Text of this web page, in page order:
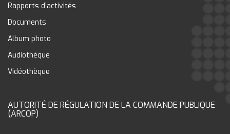
Rapports d’activités
Documents
Album photo
Audiothèque
Vidéothèque
AUTORITÉ DE RÉGULATION DE LA COMMANDE PUBLIQUE
(ARCOP)